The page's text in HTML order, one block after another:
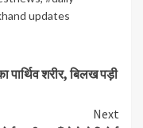
updates
पार्थिव शरीर, बिलख पड़ी
Next